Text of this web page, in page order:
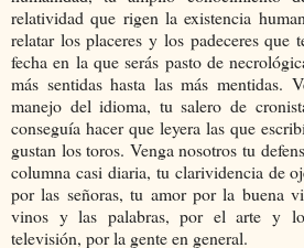
relatividad que rigen la existencia
relatar los placeres y los padeceres que
fecha en la que serás pasto de
más sentidas hasta las más mentidas.
manejo del idioma, tu salero de
conseguía hacer que leyera las que
gustan los toros. Venga nosotros tu
columna casi diaria, tu clarividencia de
por las señoras, tu amor por la buena
vinos y las palabras, por el arte y
televisión, por la gente en general.